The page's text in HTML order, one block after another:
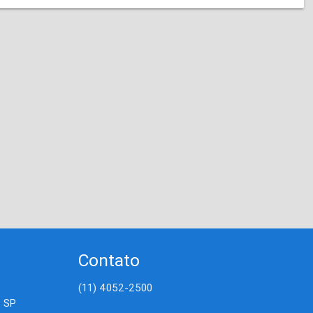
Contato
(11) 4052-2500